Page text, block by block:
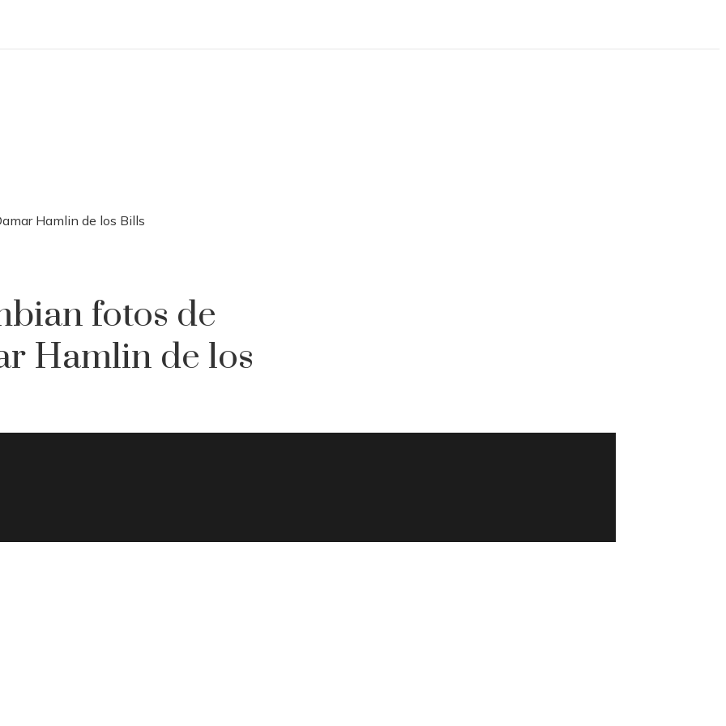
Hamlin de los Bills
fotos de
Hamlin de los